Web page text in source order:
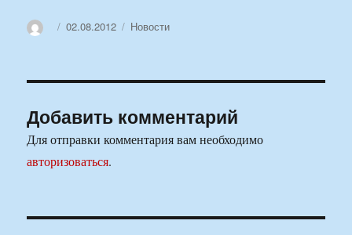
АвторОпубликовано
02.08.2012 Рубрики
Новости
Добавить комментарий
Для отправки комментария вам необходимо
авторизоваться.